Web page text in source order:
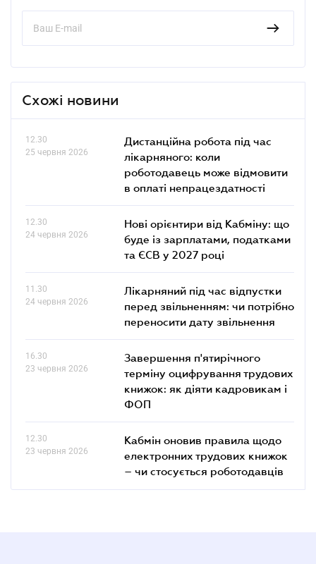
Схожі новини
12.30
25 червня 2026
Дистанційна робота під час
лікарняного: коли
роботодавець може відмовити
в оплаті непрацездатності
12.30
24 червня 2026
Нові орієнтири від Кабміну: що
буде із зарплатами, податками
та ЄСВ у 2027 році
11.30
24 червня 2026
Лікарняний під час відпустки
перед звільненням: чи потрібно
переносити дату звільнення
16.30
23 червня 2026
Завершення п'ятирічного
терміну оцифрування трудових
книжок: як діяти кадровикам і
ФОП
12.30
23 червня 2026
Кабмін оновив правила щодо
електронних трудових книжок
– чи стосується роботодавців